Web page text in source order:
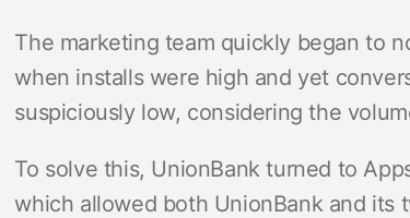
The marketing team quickly began to
when installs were high and yet
suspiciously low, considering the
To solve this, UnionBank turned to
which allowed both UnionBank and